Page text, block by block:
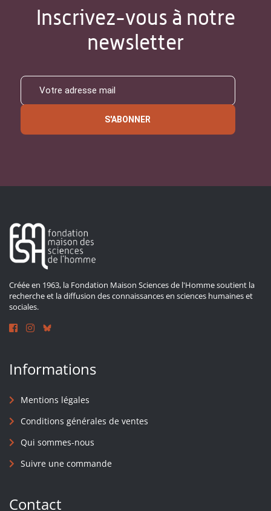
Inscrivez-vous à notre
newsletter
S'ABONNER
Créée en 1963, la Fondation Maison Sciences de l'Homme soutient la
recherche et la diffusion des connaissances en sciences humaines et
sociales.
Informations
Mentions légales
Conditions générales de ventes
Qui sommes-nous
Suivre une commande
Contact